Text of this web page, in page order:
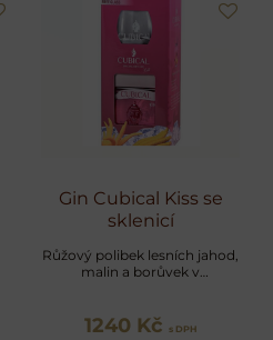
Gin Cubical Kiss se
sklenicí
Růžový polibek lesních jahod,
malin a borůvek v
1240 Kč s DPH